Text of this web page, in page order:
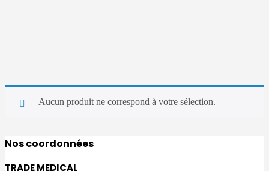
Aucun produit ne correspond à votre sélection.
Nos coordonnées
TRADE MEDICAL